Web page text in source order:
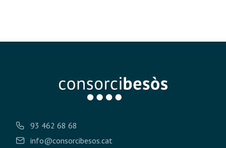
93 462 68 68
info@consorcibesos.cat